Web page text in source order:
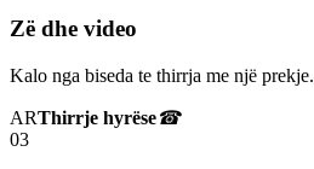
Zë dhe video
Kalo nga biseda te thirrja me një prekje.
ARThirrje hyrëse☎
03